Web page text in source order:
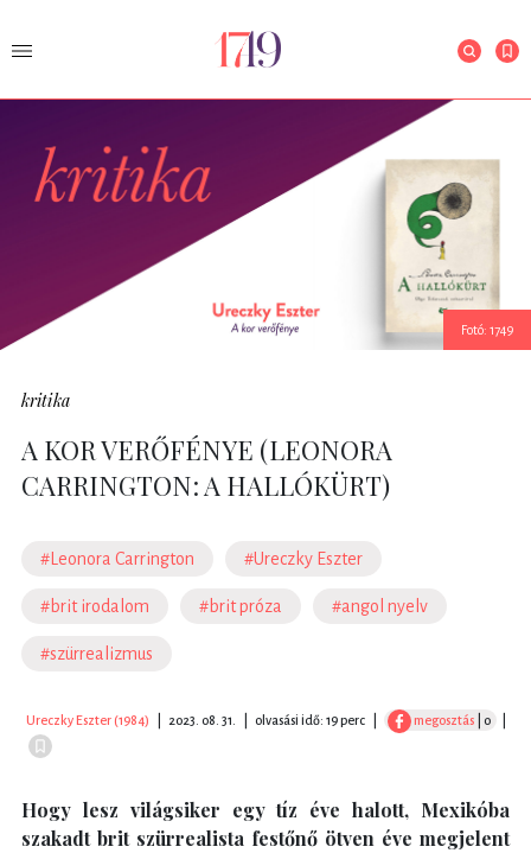
Fotó: 1749
kritika
A KOR VERŐFÉNYE (LEONORA
CARRINGTON: A HALLÓKÜRT)
#Leonora Carrington #Ureczky Eszter
#brit irodalom #brit próza #angol nyelv
#szürrealizmus
Ureczky Eszter (1984) 2023. 08. 31. olvasási idő: 19 perc megosztás | 0
Hogy lesz világsiker egy tíz éve halott, Mexikóba
szakadt brit szürrealista festőnő ötven éve megjelent